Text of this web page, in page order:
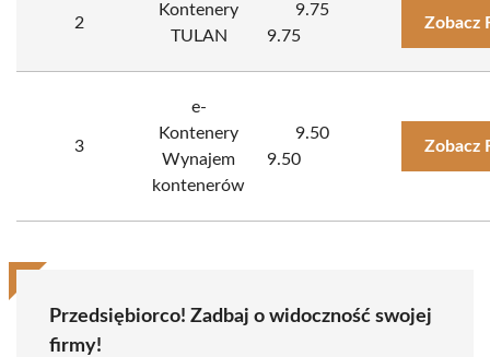
2
Kontenery
TULAN
9.75
9.75
Zobacz
3
e-
Kontenery
Wynajem
kontenerów
9.50
9.50
Zobacz
Przedsiębiorco! Zadbaj o widoczność swojej
firmy!